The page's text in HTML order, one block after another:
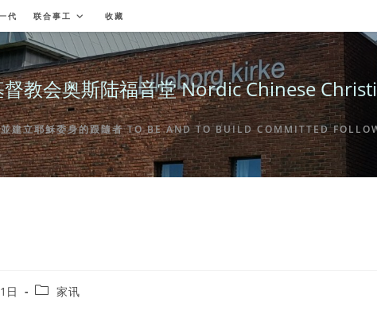
代 联合事工 收藏
教会奥斯陆福音堂 Nordic Chinese
建立耶穌委身的跟隨者 TO BE AND TO BUILD COMMITTED
日
Post家讯